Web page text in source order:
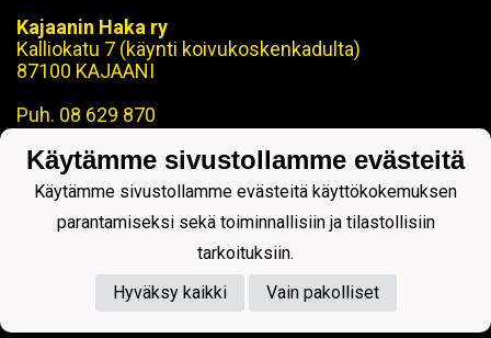
Kajaanin Haka ry
Kalliokatu 7 (käynti koivukoskenkadulta)
87100 KAJAANI
Puh. 08 629 870
toimisto@kajaaninhaka.fi
ohjaus@kajaaninhaka.fi
Powered by
Käytämme sivustollamme evästeitä
Käytämme sivustollamme evästeitä käyttökokemuksen
parantamiseksi sekä toiminnallisiin ja tilastollisiin
tarkoituksiin.
Hyväksy kaikki
Vain pakolliset